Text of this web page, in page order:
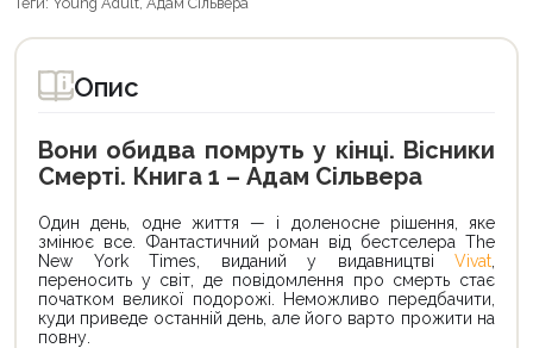
Опис
Вони обидва помруть у кінці. Вісники
Смерті. Книга 1 – Адам Сільвера
Один день, одне життя — і доленосне рішення, яке
змінює все. Фантастичний роман від бестселера The
New York Times, виданий у видавництві Vivat
переносить у світ, де повідомлення про смерть стає
початком великої подорожі. Неможливо передбачити,
куди приведе останній день, але його варто прожити на
повну.